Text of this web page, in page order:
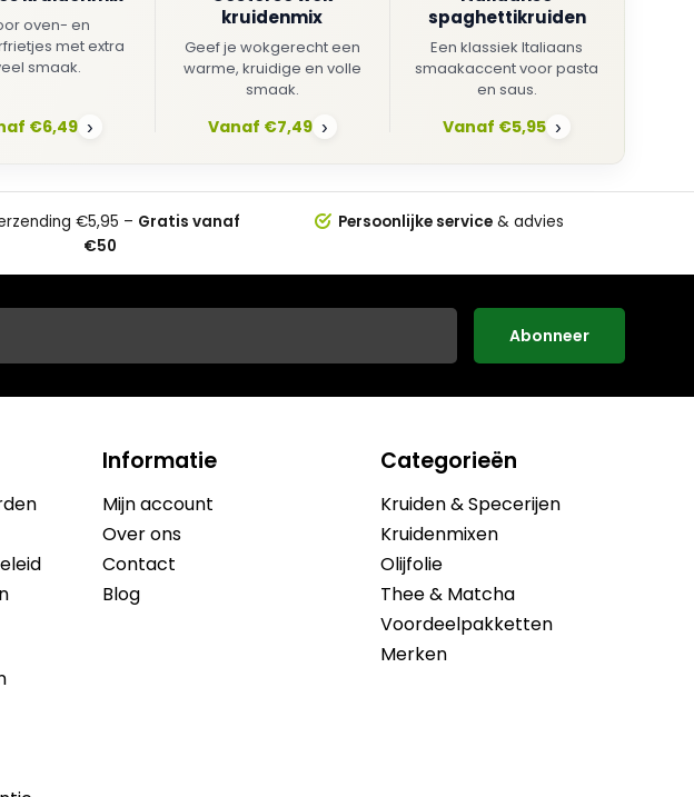
oven- en
met extra
smaak.
€6,49 ›
kruidenmix
Geef je wokgerecht een
warme, kruidige en volle
smaak.
Vanaf €7,49 ›
spaghettikruiden
Een klassiek Italiaans
smaakaccent voor pasta
en saus.
Vanaf €5,95 ›
€5,95 – Gratis vanaf
€50
Persoonlijke service& advies
Abonneer
Informatie
Mijn account
Over ons
Contact
Blog
Categorieën
Kruiden & Specerijen
Kruidenmixen
Olijfolie
Thee & Matcha
Voordeelpakketten
Merken